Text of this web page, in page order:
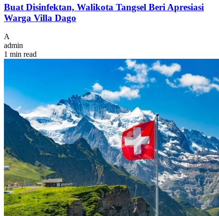
Buat Disinfektan, Walikota Tangsel Beri Apresiasi
Warga Villa Dago
A
admin
1 min read